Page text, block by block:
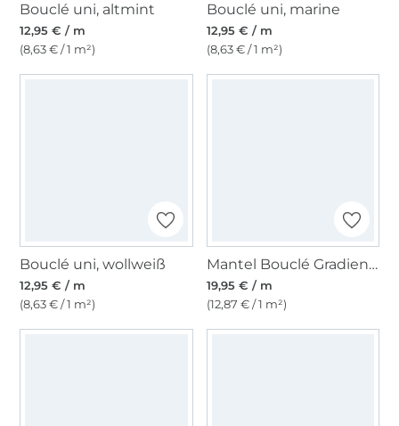
Bouclé uni, altmint
12,95 € / m
(8,63 € / 1 m²)
Bouclé uni, marine
12,95 € / m
(8,63 € / 1 m²)
Bouclé uni, wollweiß
12,95 € / m
(8,63 € / 1 m²)
Mantel Bouclé Gradient, gelb
19,95 € / m
(12,87 € / 1 m²)